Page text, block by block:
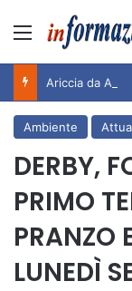
Menu
Ambiente
DERBY,
PRIMO
PRANZO
LUNEDÌ